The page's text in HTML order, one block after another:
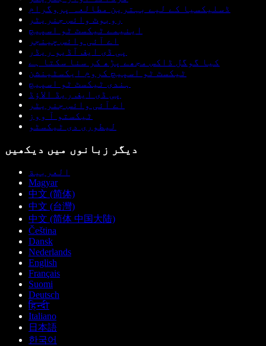
ڈسلیکسیا کے لیے بہترین مطالعہ پروگرام
روبوٹ وائس جنریٹر
اینیمے ٹیکسٹ ٹو اسپیچ
اے آئی وائس چینجر
پی ڈی ایف آڈیو ریڈر
کیا گوگل ڈاکس مجھے پڑھ کر سنا سکتا ہے
ٹیکسٹ ٹو اسپیچ کروم ایکسٹینشن
ہندی ٹیکسٹ ٹو اسپیچ
پی ڈی ایف ریڈ الاؤڈ
اے آئی وائس جنریٹر
ٹیکستو آ ووز
لیطوری دی ٹیکسٹو
دیگر زبانوں میں دیکھیں
العربية
Magyar
中文 (简体)
中文 (台灣)
中文 (简体 中国大陆)
Čeština
Dansk
Nederlands
English
Français
Suomi
Deutsch
हिन्दी
Italiano
日本語
한국어